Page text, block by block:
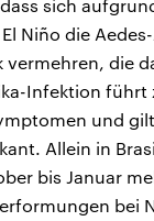
sich
Niño die
vermehren, die
Infektion führt
und
Allein in
bis Januar
bei